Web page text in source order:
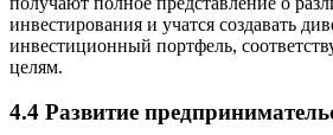
инвестирования и учатся создавать
инвестиционный портфель,
целям.
4.4 Развитие